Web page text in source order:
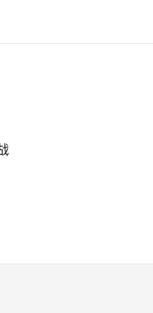
的数据安全
do)的用法